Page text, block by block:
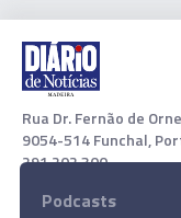
Rua Dr. Fernão de
9054-514 Funchal,
291 202 300
Download App
Podcasts